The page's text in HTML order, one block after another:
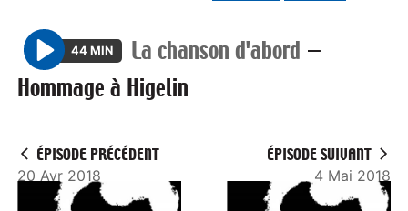
P
l
44 MIN La chanson d'abord —
Hommage à Higelin
ÉPISODE PRÉCÉDENT
20 Avr 2018
ÉPISODE SUIVANT
4 Mai 2018